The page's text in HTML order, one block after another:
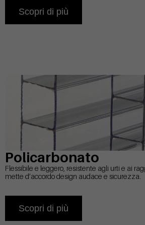
Scopri di più
Policarbonato
Flessibile e leggero, resistente agli urti e ai
mette d’accordo design audace e sicurezza.
Scopri di più